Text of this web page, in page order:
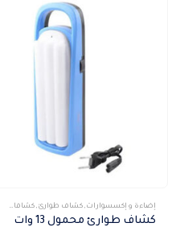
إضاءة و إكسسوارات , كشاف طوارئ , كشافات
كشاف طوارئ محمول 13 وات